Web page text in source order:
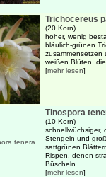
Trichocereus
(20 Korn)
hoher, wenig
bläulich-grünen
zusammensetzen
weißen Blüten,
[mehr lesen]
Tinospora
(10 Korn)
schnellwüchsiger,
Stengeln und
sattgrünen
Rispen, denen
Büscheln ...
[mehr lesen]